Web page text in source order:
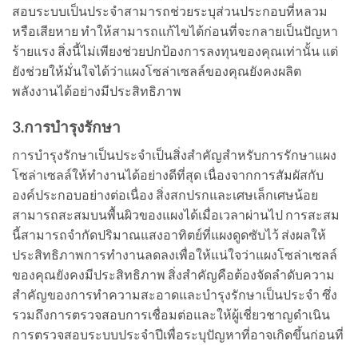
สอบระบบเป็นประจำสามารถช่วยระบุส่วนประกอบที่หลวม
หรือเสียหาย ทำให้สามารถแก้ไขได้ก่อนที่จะกลายเป็นปัญหา
ร้ายแรง สิ่งนี้ไม่เพียงช่วยปกป้องการลงทุนของคุณเท่านั้น แต่
ยังช่วยให้มั่นใจได้ว่าแผงโซล่าเซลล์ของคุณยังคงผลิต
พลังงานได้อย่างมีประสิทธิภาพ
3.การบำรุงรักษา
การบำรุงรักษาเป็นประจำเป็นสิ่งสำคัญสำหรับการรักษาแผง
โซล่าเซลล์ให้ทำงานได้อย่างดีที่สุด เนื่องจากการสัมผัสกับ
องค์ประกอบอย่างต่อเนื่อง สิ่งสกปรกและเศษเล็กเศษน้อย
สามารถสะสมบนพื้นผิวของแผงได้เมื่อเวลาผ่านไป การสะสม
นี้สามารถจำกัดปริมาณแสงอาทิตย์ที่แผงดูดซับไว้ ส่งผลให้
ประสิทธิภาพการทำงานลดลงเพื่อให้แน่ใจว่าแผงโซล่าเซลล์
ของคุณยังคงมีประสิทธิภาพ สิ่งสำคัญคือต้องจัดลำดับความ
สำคัญของการทำความสะอาดและบำรุงรักษาเป็นประจำ ซึ่ง
รวมถึงการตรวจสอบการเชื่อมต่อและให้ผู้เชี่ยวชาญดำเนิน
การตรวจสอบระบบประจำปีเพื่อระบุปัญหาที่อาจเกิดขึ้นก่อนที่